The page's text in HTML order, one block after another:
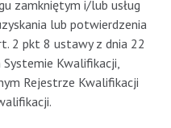
zamkniętym i/lub usług
lub potwierdzenia
2 pkt 8 ustawy z dnia 22
Kwalifikacji,
Rejestrze Kwalifikacji